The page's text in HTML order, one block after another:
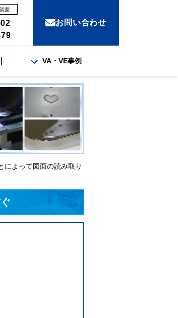
室
お問い合わせ
VA・VE事例
によって図面の読み取り